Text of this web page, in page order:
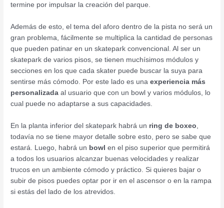
termine por impulsar la creación del parque.
Además de esto, el tema del aforo dentro de la pista no será un
gran problema, fácilmente se multiplica la cantidad de personas
que pueden patinar en un skatepark convencional. Al ser un
skatepark de varios pisos, se tienen muchísimos módulos y
secciones en los que cada skater puede buscar la suya para
sentirse más cómodo. Por este lado es unaexperiencia más
personalizada al usuario que con un bowl y varios módulos, lo
cual puede no adaptarse a sus capacidades.
En la planta inferior del skatepark habrá un ring de boxeo,
todavía no se tiene mayor detalle sobre esto, pero se sabe que
estará. Luego, habrá un bowl en el piso superior que permitirá
a todos los usuarios alcanzar buenas velocidades y realizar
trucos en un ambiente cómodo y práctico. Si quieres bajar o
subir de pisos puedes optar por ir en el ascensor o en la rampa
si estás del lado de los atrevidos.